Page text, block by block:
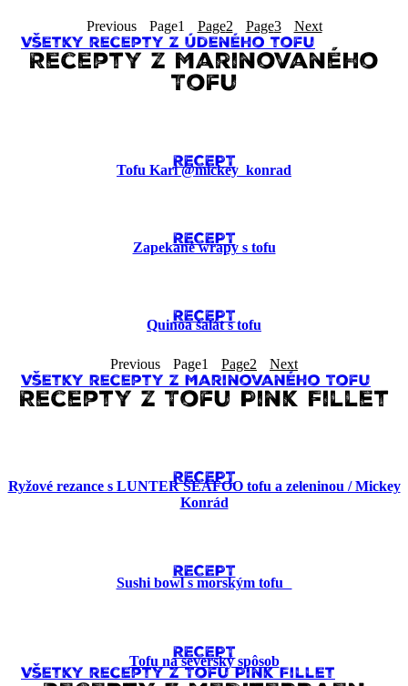
Previous Page1 Page2 Page3 Next
Všetky recepty z Údeného tofu
Recepty z Marinovaného
Tofu
RECEPT
Tofu Kari @mickey_konrad
RECEPT
Zapekané wrapy s tofu
RECEPT
Quinoa šalát s tofu
Previous Page1 Page2 Next
Všetky recepty z Marinovaného Tofu
Recepty z Tofu Pink Fillet
RECEPT
Ryžové rezance s LUNTER SEAFOO tofu a zeleninou / Mickey
Konrád
RECEPT
Sushi bowl s morským tofu
RECEPT
Tofu na severský spôsob
Všetky recepty z Tofu Pink Fillet